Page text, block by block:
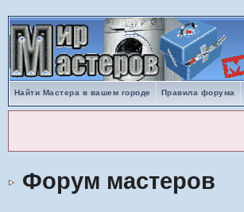
Найти Мастера в вашем городе Правила форума
Форум мастеров